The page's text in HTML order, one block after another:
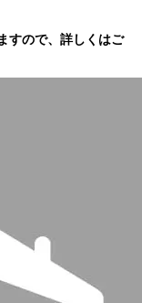
すので、詳しくはご